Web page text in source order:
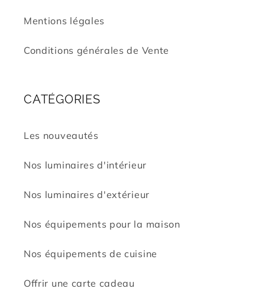
Mentions légales
Conditions générales de Vente
CATÉGORIES
Les nouveautés
Nos luminaires d'intérieur
Nos luminaires d'extérieur
Nos équipements pour la maison
Nos équipements de cuisine
Offrir une carte cadeau